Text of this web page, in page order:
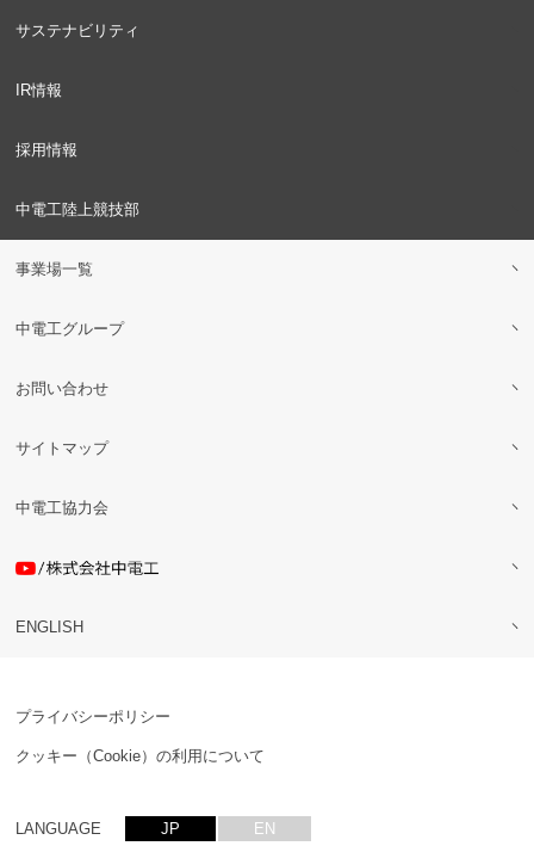
サステナビリティ
IR情報
採用情報
中電工陸上競技部
事業場一覧
中電工グループ
お問い合わせ
サイトマップ
中電工協力会
ENGLISH
プライバシーポリシー
クッキー（Cookie）の利用について
LANGUAGE JP EN